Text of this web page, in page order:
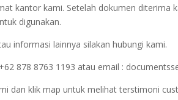
kantor kami. Setelah dokumen
digunakan.
informasi lainnya silakan hubungi kami.
878 8763 1193 atau email :
dan klik map untuk melihat terstimoni